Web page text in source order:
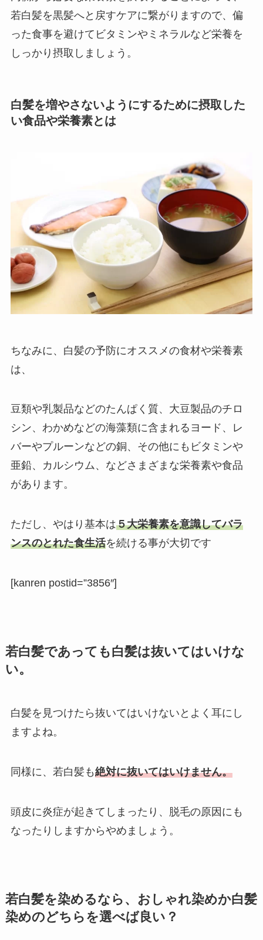
若白髪を黒髪へと戻すケアに繋がりますので、偏
った食事を避けてビタミンやミネラルなど栄養を
しっかり摂取しましょう。
白髪を増やさないようにするために摂取した
い食品や栄養素とは
ちなみに、白髪の予防にオススメの食材や栄養素
は、
豆類や乳製品などのたんぱく質、大豆製品のチロ
シン、わかめなどの海藻類に含まれるヨード、レ
バーやプルーンなどの銅、その他にもビタミンや
亜鉛、カルシウム、などさまざまな栄養素や食品
があります。
ただし、やはり基本は５大栄養素を意識してバラ
ンスのとれた食生活を続ける事が大切です
[kanren postid=”3856″]
若白髪であっても白髪は抜いてはいけな
い。
白髪を見つけたら抜いてはいけないとよく耳にし
ますよね。
同様に、若白髪も絶対に抜いてはいけません。
頭皮に炎症が起きてしまったり、脱毛の原因にも
なったりしますからやめましょう。
若白髪を染めるなら、おしゃれ染めか白髪
染めのどちらを選べば良い？